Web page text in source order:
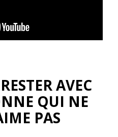
AVEC
QUI NE
PAS